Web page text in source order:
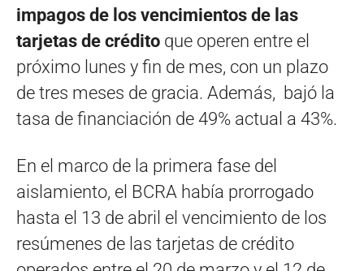
impagos de los vencimientos de las
tarjetas de crédito que operen entre el
próximo lunes y fin de mes, con un plazo
de tres meses de gracia. Además, bajó la
tasa de financiación de 49% actual a 43%.
En el marco de la primera fase del
aislamiento, el BCRA había prorrogado
hasta el 13 de abril el vencimiento de los
resúmenes de las tarjetas de crédito